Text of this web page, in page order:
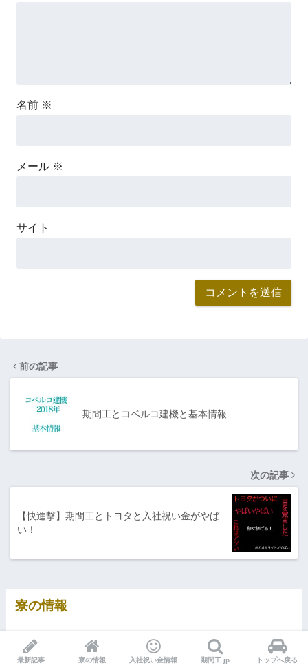
名前 ※
メール ※
サイト
前の記事
期間工とコベルコ建機と基本情報
次の記事
【快進撃】期間工とトヨタと入社祝い金がやば
い！
寮の情報
最新記事 寮の情報 入社祝い金情報 期間工.jp トップへ戻る